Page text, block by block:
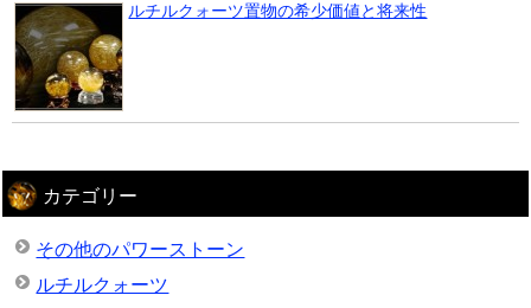
ルチルクォーツ置物の希少価値と将来性
カテゴリー
その他のパワーストーン
ルチルクォーツ